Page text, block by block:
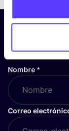
y
Nombre *
Correo